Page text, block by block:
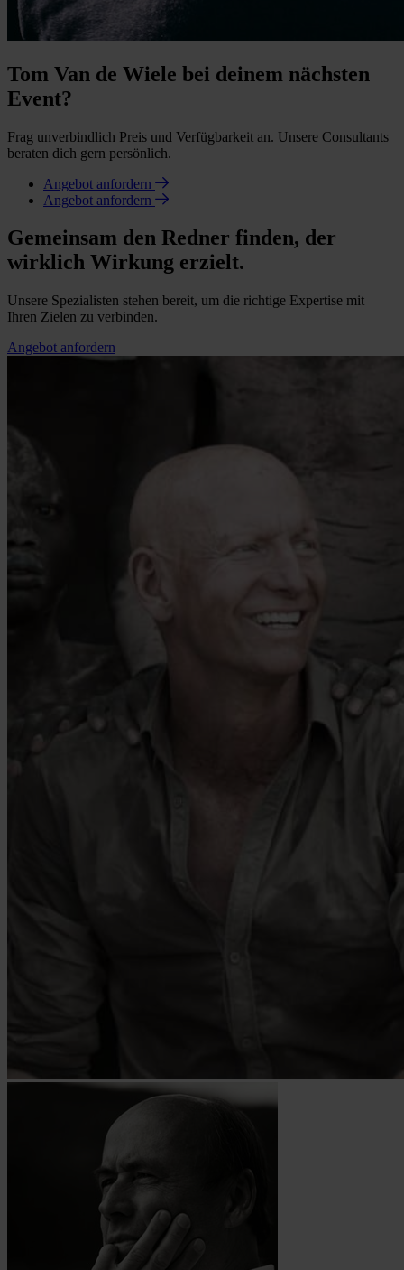
Tom Van de Wiele bei deinem nächsten
Event?
Frag unverbindlich Preis und Verfügbarkeit an. Unsere Consultants
beraten dich gern persönlich.
Angebot anfordern
Angebot anfordern
Gemeinsam den Redner finden, der
wirklich Wirkung erzielt.
Unsere Spezialisten stehen bereit, um die richtige Expertise mit
Ihren Zielen zu verbinden.
Angebot anfordern